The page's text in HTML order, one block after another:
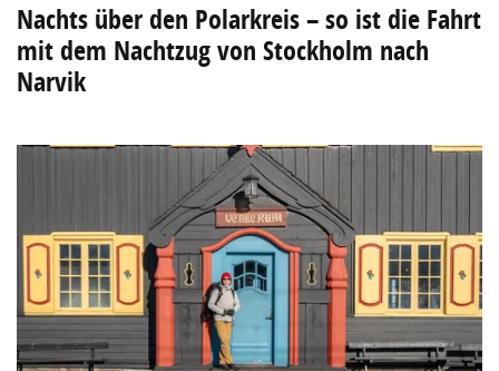
Nachts über den Polarkreis – so ist die Fahrt
mit dem Nachtzug von Stockholm nach
Narvik